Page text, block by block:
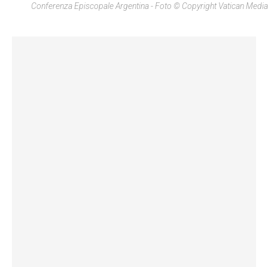
Conferenza Episcopale Argentina - Foto © Copyright Vatican Media